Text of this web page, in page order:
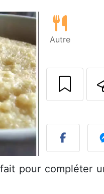
Autre
pour compléter